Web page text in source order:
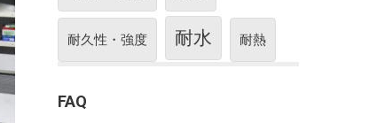
耐久性・強度 耐水 耐熱
FAQ